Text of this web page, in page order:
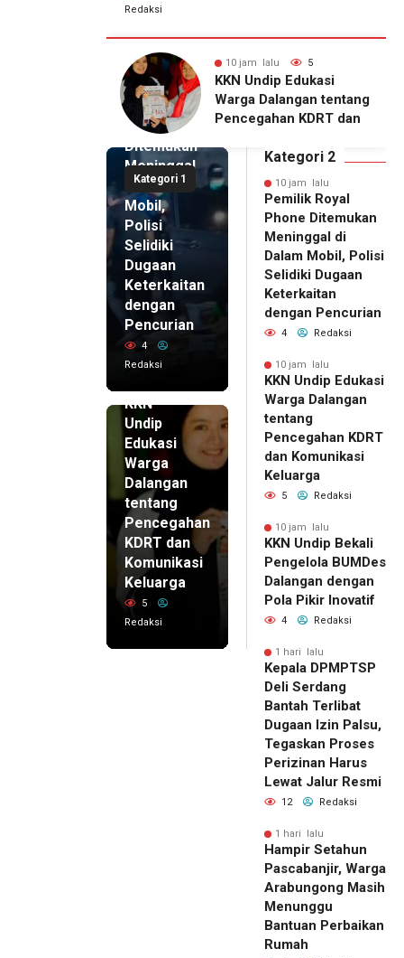
Redaksi
10 jam lalu 4
KKN Undip Bekali
Pengelola BUMDes
Dalangan dengan Pola
Kategori 1
10 jam lalu
Pemilik
Royal
Phone
Ditemukan
Meninggal
di Dalam
Mobil,
Polisi
Selidiki
Dugaan
Keterkaitan
dengan
Pencurian
4
Redaksi
KKN
Undip
Edukasi
Warga
Dalangan
tentang
Pencegahan
KDRT dan
Komunikasi
Keluarga
5
Redaksi
Kategori 2
10 jam lalu
Pemilik Royal
Phone Ditemukan
Meninggal di
Dalam Mobil, Polisi
Selidiki Dugaan
Keterkaitan
dengan Pencurian
4 Redaksi
10 jam lalu
KKN Undip Edukasi
Warga Dalangan
tentang
Pencegahan KDRT
dan Komunikasi
Keluarga
5 Redaksi
10 jam lalu
KKN Undip Bekali
Pengelola BUMDes
Dalangan dengan
Pola Pikir Inovatif
4 Redaksi
1 hari lalu
Kepala DPMPTSP
Deli Serdang
Bantah Terlibat
Dugaan Izin Palsu,
Tegaskan Proses
Perizinan Harus
Lewat Jalur Resmi
12 Redaksi
1 hari lalu
Hampir Setahun
Pascabanjir, Warga
Arabungong Masih
Menunggu
Bantuan Perbaikan
Rumah